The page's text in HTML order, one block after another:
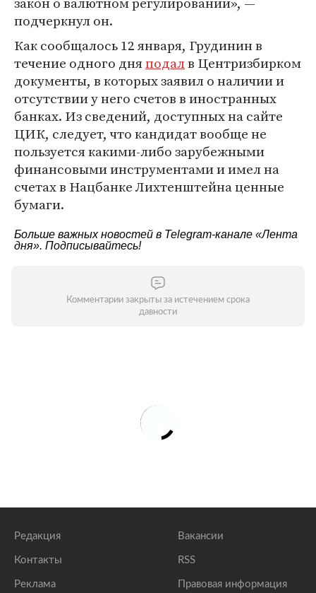
подчеркнул он.
Как сообщалось 12 января, Грудинин в
течение одного дняподалв Центризбирком
документы, в которых заявил о наличии и
отсутствии у него счетов в иностранных
банках. Из сведений, доступных на сайте
ЦИК, следует, что кандидат вообще не
пользуется какими-либо зарубежными
финансовыми инструментами и имел на
счетах в Нацбанке Лихтенштейна ценные
бумаги.
Больше важных новостей в Telegram-канале «Лента
дня». Подписывайтесь!
Комментарии закрыты за истечением срока
давности
Редакция
Контакты
Реклама
Вакансии
RSS
Правовая информация